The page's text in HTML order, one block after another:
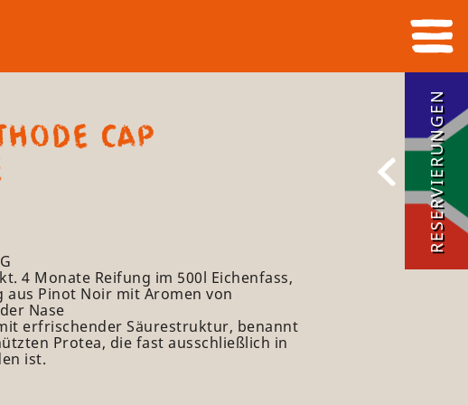
CAP
4 Monate Reifung im 500l Eichenfass,
Pinot Noir mit Aromen von
Nase
erfrischender Säurestruktur, benannt
Protea, die fast ausschließlich in
ist.
RESERVIERUNGEN